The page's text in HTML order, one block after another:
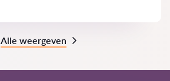
Alle weergeven